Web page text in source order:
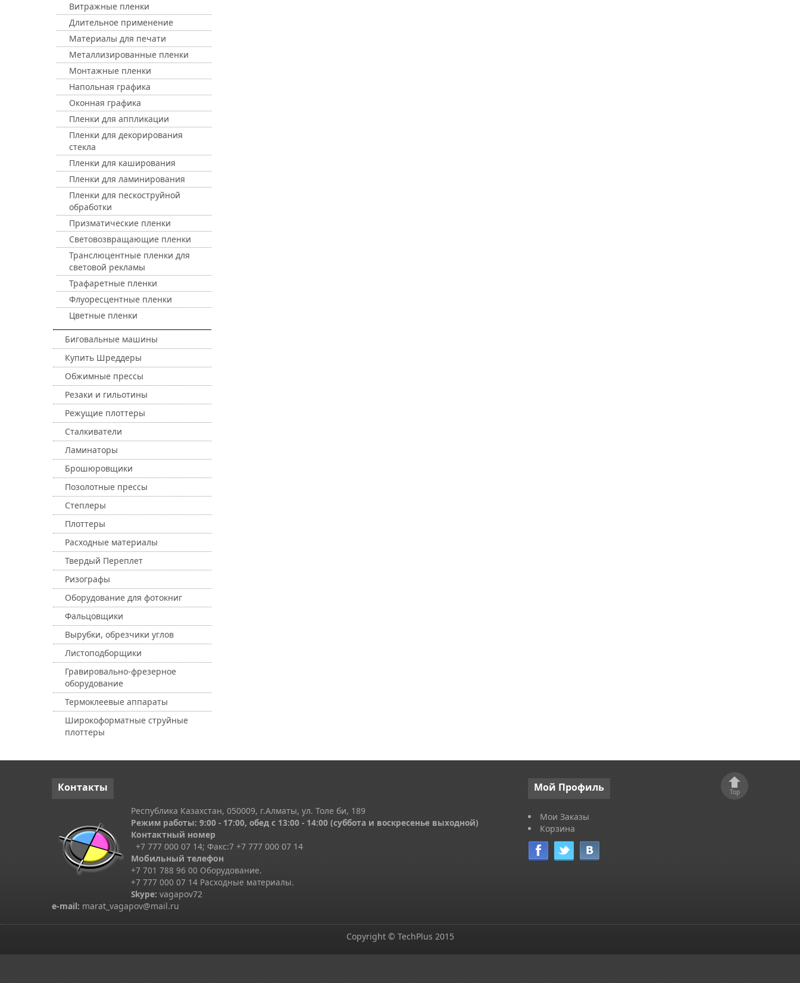
Витражные пленки
Длительное применение
Материалы для печати
Металлизированные пленки
Монтажные пленки
Напольная графика
Оконная графика
Пленки для аппликации
Пленки для декорирования
стекла
Пленки для каширования
Пленки для ламинирования
Пленки для пескоструйной
обработки
Призматические пленки
Световозвращающие пленки
Транслюцентные пленки для
световой рекламы
Трафаретные пленки
Флуоресцентные пленки
Цветные пленки
Биговальные машины
Купить Шреддеры
Обжимные прессы
Резаки и гильотины
Режущие плоттеры
Сталкиватели
Ламинаторы
Брошюровщики
Позолотные прессы
Степлеры
Плоттеры
Расходные материалы
Твердый Переплет
Ризографы
Оборудование для фотокниг
Фальцовщики
Вырубки, обрезчики углов
Листоподборщики
Гравировально-фрезерное
оборудование
Термоклеевые аппараты
Широкоформатные струйные
плоттеры
Контакты
Республика Казахстан, 050009, г.Алматы, ул. Толе би, 189
Режим работы: 9:00 - 17:00, обед с 13:00 - 14:00 (суббота и воскресенье выходной)
Контактный номер
+7 777 000 07 14; Факс:7 +7 777 000 07 14
Мобильный телефон
+7 701 788 96 00 Оборудование.
+7 777 000 07 14 Расходные материалы.
Skype: vagapov72
e-mail: marat_vagapov@mail.ru
Мой Профиль
Мои Заказы
Корзина
Top
Copyright © TechPlus 2015